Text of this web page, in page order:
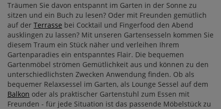
Träumen Sie davon entspannt im Garten in der Sonne zu
sitzen und ein Buch zu lesen? Oder mit Freunden gemütlich
auf der Terrasse bei Cocktail und Fingerfood den Abend
ausklingen zu lassen? Mit unseren Gartensesseln kommen Sie
diesem Traum ein Stück näher und verleihen Ihrem
Gartenparadies ein entspanntes Flair. Die bequemen
Gartenmöbel strömen Gemütlichkeit aus und können zu den
unterschiedlichsten Zwecken Anwendung finden. Ob als
bequemer Relaxsessel im Garten, als Lounge Sessel auf dem
Balkon oder als praktischer Gartenstuhl zum Essen mit
Freunden - für jede Situation ist das passende Möbelstück zu